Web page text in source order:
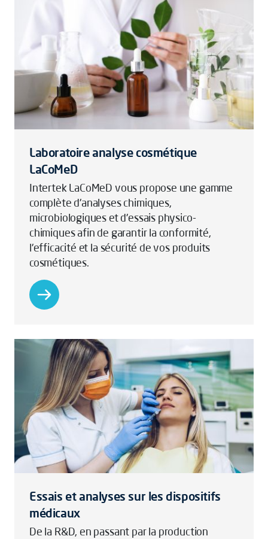
Laboratoire analyse cosmétique
LaCoMeD
Intertek LaCoMeD vous propose une gamme
complète d'analyses chimiques,
microbiologiques et d'essais physico-
chimiques afin de garantir la conformité,
l'efficacité et la sécurité de vos produits
cosmétiques.
Essais et analyses sur les dispositifs
médicaux
De la R&D, en passant par la production